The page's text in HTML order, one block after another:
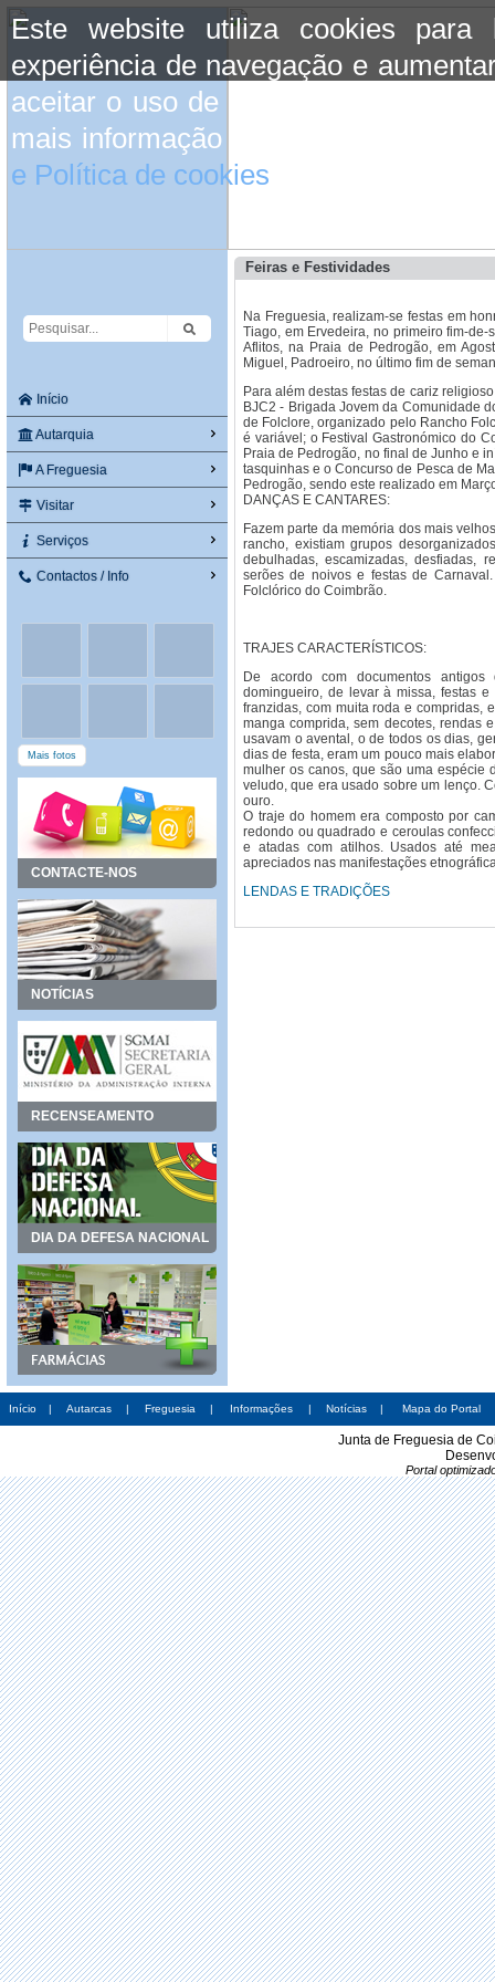
Este website utiliza cookies para
experiência de navegação e
aceitar o uso de cookies basta
mais informação consulte a
e Política de cookies
Início
Autarquia
A Freguesia
Visitar
Serviços
Contactos / Info
Mais fotos
CONTACTE-NOS
NOTÍCIAS
RECENSEAMENTO
DIA DA DEFESA NACIONAL
Feiras e Festividades
Na Freguesia, realizam-se festas em
Tiago, em Ervedeira, no primeiro fim-
Aflitos, na Praia de Pedrogão, em
Miguel, Padroeiro, no último fim de
Para além destas festas de cariz
BJC2 - Brigada Jovem da Comunidade
de Folclore, organizado pelo Rancho
é variável; o Festival Gastronómico do
Praia de Pedrogão, no final de Junho e
tasquinhas e o Concurso de Pesca de
Pedrogão, sendo este realizado em
DANÇAS E CANTARES:
Fazem parte da memória dos mais
rancho, existiam grupos
debulhadas, escamizadas, desfiadas,
serões de noivos e festas de
Folclórico do Coimbrão.
TRAJES CARACTERÍSTICOS:
De acordo com documentos
domingueiro, de levar à missa, festas
franzidas, com muita roda e compridas,
manga comprida, sem decotes, rendas
usavam o avental, o de todos os dias,
dias de festa, eram um pouco mais
mulher os canos, que são uma espécie
veludo, que era usado sobre um lenço.
ouro.
O traje do homem era composto por
redondo ou quadrado e ceroulas
e atadas com atilhos. Usados até
apreciados nas manifestações
LENDAS E TRADIÇÕES
Início | Autarcas | Freguesia | Informações | Notícias | Mapa do Portal
Junta de Freguesia de
Portal